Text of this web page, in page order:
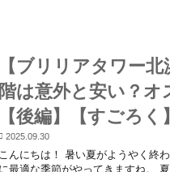
【ブリリアタワー
階は意外と安い？オ
【後編】【すごろく】
2025.09.30
こんにちは！ 暑い夏がようやく終
に最適な季節がやってきますね。